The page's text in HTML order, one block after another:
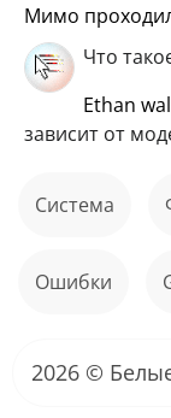
мимо
Что
ethan
зависит от
Система
ошибки
2026 ©